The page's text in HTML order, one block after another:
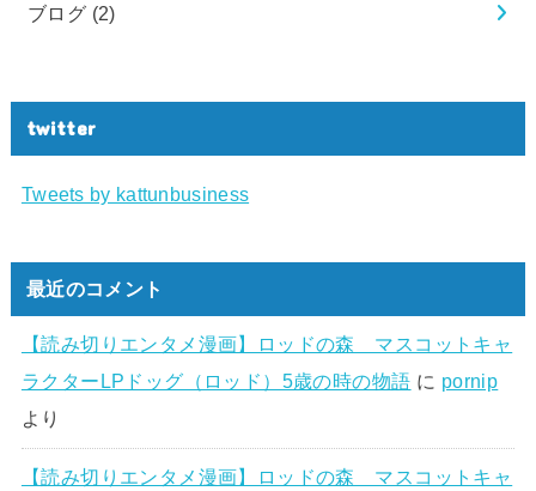
ブログ (2)
twitter
Tweets by kattunbusiness
最近のコメント
【読み切りエンタメ漫画】ロッドの森 マスコットキャ
ラクターLPドッグ（ロッド）5歳の時の物語 に pornip
より
【読み切りエンタメ漫画】ロッドの森 マスコットキャ